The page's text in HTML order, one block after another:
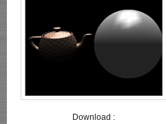
Download :